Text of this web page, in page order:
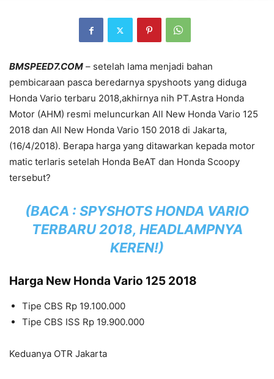
BMSPEED7.COM – setelah lama menjadi bahan
pembicaraan pasca beredarnya spyshoots yang diduga
Honda Vario terbaru 2018,akhirnya nih PT.Astra Honda
Motor (AHM) resmi meluncurkan All New Honda Vario 125
2018 dan All New Honda Vario 150 2018 di Jakarta,
(16/4/2018). Berapa harga yang ditawarkan kepada motor
matic terlaris setelah Honda BeAT dan Honda Scoopy
tersebut?
(BACA : SPYSHOTS HONDA VARIO
TERBARU 2018, HEADLAMPNYA
KEREN!)
Harga New Honda Vario 125 2018
Tipe CBS Rp 19.100.000
Tipe CBS ISS Rp 19.900.000
Keduanya OTR Jakarta